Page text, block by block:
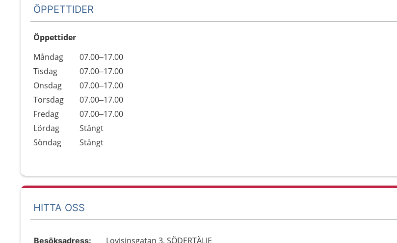
ÖPPETTIDER
Öppettider
Dag
Öppettider
Kommentarer
Måndag
07.00–17.00
Tisdag
07.00–17.00
Onsdag
07.00–17.00
Torsdag
07.00–17.00
Fredag
07.00–17.00
Lördag
Stängt
Söndag
Stängt
HITTA OSS
Besöksadress: Lovisinsgatan 3, SÖDERTÄLJE